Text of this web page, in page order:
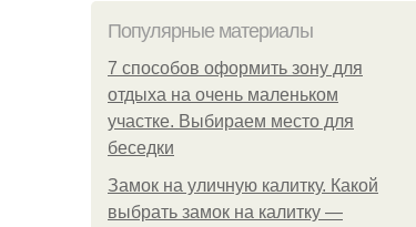
Популярные материалы
7 способов оформить зону для
отдыха на очень маленьком
участке. Выбираем место для
беседки
Замок на уличную калитку. Какой
выбрать замок на калитку —